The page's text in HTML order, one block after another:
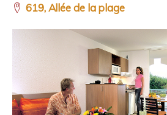
619, Allée de la plage